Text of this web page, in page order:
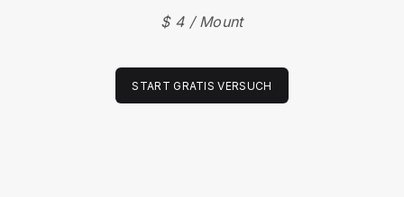
$ 4 / Mount
START GRATIS VERSUCH